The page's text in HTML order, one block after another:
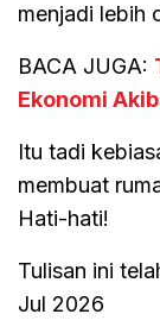
menjadi lebih
BACA JUGA:
Ekonomi
Itu tadi
membuat
Hati-hati!
Tulisan ini
Jul 2026